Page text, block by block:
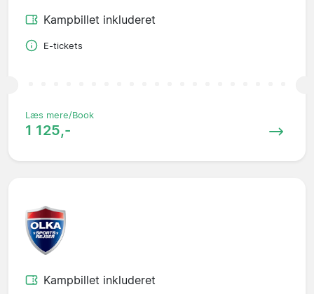
Kampbillet inkluderet
E-tickets
Læs mere/Book
1 125,-
Kampbillet inkluderet